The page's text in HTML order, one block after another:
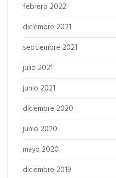
febrero 2022
diciembre 2021
septiembre 2021
julio 2021
junio 2021
diciembre 2020
junio 2020
mayo 2020
diciembre 2019